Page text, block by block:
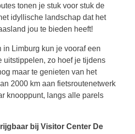
tonen je stuk voor stuk de
idyllische landschap dat het
jou te bieden heeft!
in Limburg kun je vooraf een
uitstippelen, zo hoef je tijdens
maar te genieten van het
2000 km aan fietsroutenetwerk
knooppunt, langs alle parels
bij Visitor Center De